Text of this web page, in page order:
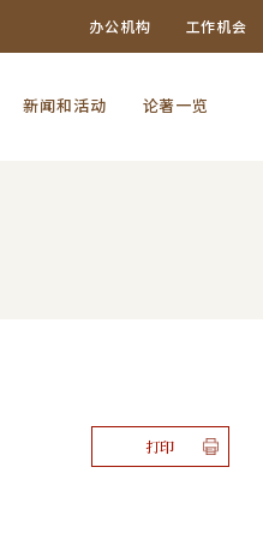
办公机构 工作机会
新闻和活动 论著一览
打印